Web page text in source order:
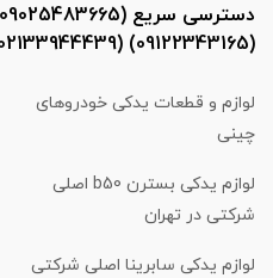
(09122343165) (02133944439)
لوازم و قطعات یدکی خودروهای
چینی
لوازم یدکی بسترن b50 اصلی
شرکتی در تهران
لوازم یدکی سابرینا اصلی شرکتی